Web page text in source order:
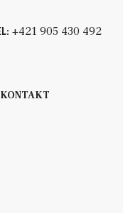
+421 905 430 492
KONTAKT